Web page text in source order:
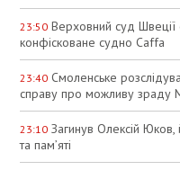
23:50 Верховний суд Швеції
конфісковане судно Caffa
23:40 Смоленське
справу про можливу зраду
23:10 Загинув Олексій
та пам’яті